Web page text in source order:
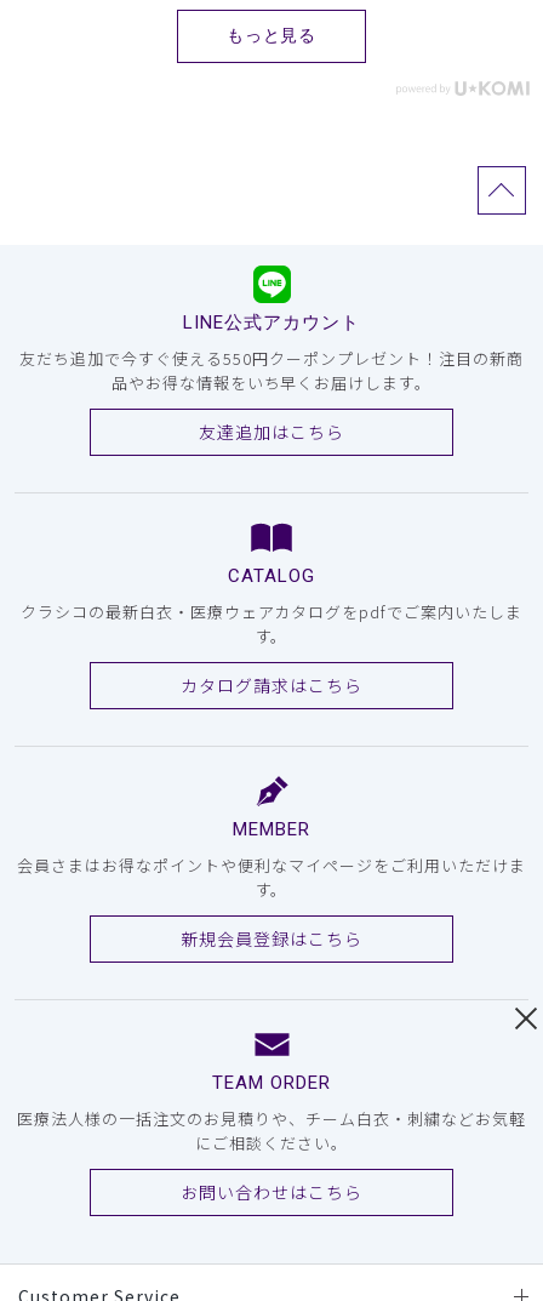
もっと見る
LINE公式アカウント
友だち追加で今すぐ使える550円クーポンプレゼント！注目の新商
品やお得な情報をいち早くお届けします。
友達追加はこちら
CATALOG
クラシコの最新白衣・医療ウェアカタログをpdfでご案内いたしま
す。
カタログ請求はこちら
MEMBER
会員さまはお得なポイントや便利なマイページをご利用いただけま
す。
新規会員登録はこちら
TEAM ORDER
医療法人様の一括注文のお見積りや、チーム白衣・刺繍などお気軽
にご相談ください。
お問い合わせはこちら
Customer Service